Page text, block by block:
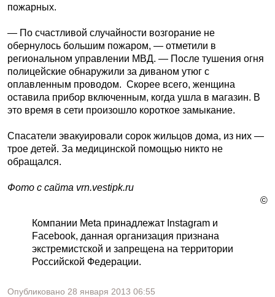
пожарных.
— По счастливой случайности возгорание не
обернулось большим пожаром, — отметили в
региональном управлении МВД. — После тушения огня
полицейские обнаружили за диваном утюг с
оплавленным проводом. Скорее всего, женщина
оставила прибор включенным, когда ушла в магазин. В
это время в сети произошло короткое замыкание.
Спасатели эвакуировали сорок жильцов дома, из них —
трое детей. За медицинской помощью никто не
обращался.
Фото с сайта vrn.vestipk.ru
©
Компании Meta принадлежат Instagram и
Facebook, данная организация признана
экстремистской и запрещена на территории
Российской Федерации.
Опубликовано 28 января 2013 06:55